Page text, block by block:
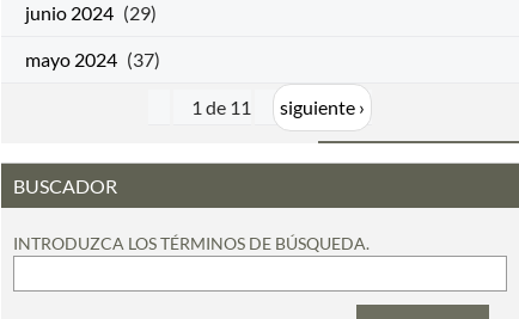
junio 2024 (29)
mayo 2024 (37)
1 de 11 siguiente ›
BUSCADOR
INTRODUZCA LOS TÉRMINOS DE BÚSQUEDA.